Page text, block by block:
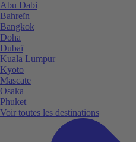
Abu Dabi
Bahreïn
Bangkok
Doha
Dubaï
Kuala Lumpur
Kyoto
Mascate
Osaka
Phuket
Voir toutes les destinations